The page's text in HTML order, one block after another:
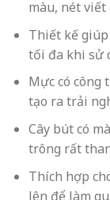
màu, nét viết
Thiết kế
tối đa khi sử
Mực có công
tạo ra trải
Cây bút có
trông rất
Thích hợp
lên để làm